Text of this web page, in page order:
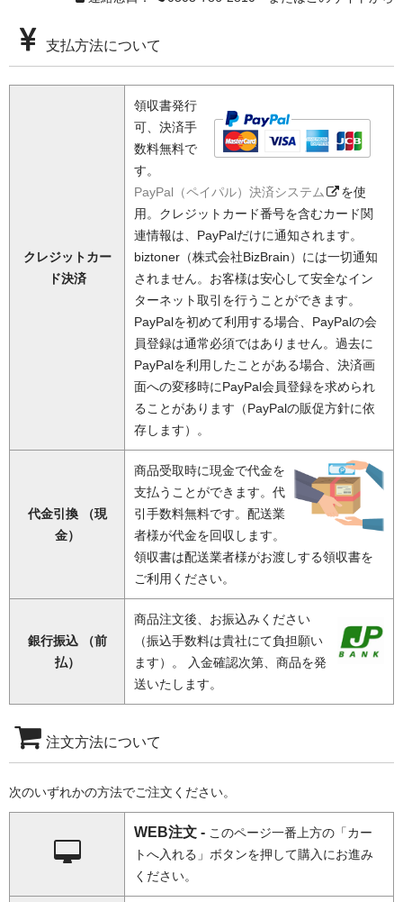
支払方法について
クレジットカー
ド決済
領収書発行
可、決済手
数料無料で
す。
PayPal（ペイパル）決済システム
を使
用。クレジットカード番号を含むカード関
連情報は、PayPalだけに通知されます。
biztoner（株式会社BizBrain）には一切通知
されません。お客様は安心して安全なイン
ターネット取引を行うことができます。
PayPalを初めて利用する場合、PayPalの会
員登録は通常必須ではありません。過去に
PayPalを利用したことがある場合、決済画
面への変移時にPayPal会員登録を求められ
ることがあります（PayPalの販促方針に依
存します）。
代金引換 （現
金）
商品受取時に現金で代金を
支払うことができます。代
引手数料無料です。配送業
者様が代金を回収します。
領収書は配送業者様がお渡しする領収書を
ご利用ください。
銀行振込 （前
払）
商品注文後、お振込みください
（振込手数料は貴社にて負担願い
ます）。 入金確認次第、商品を発
送いたします。
注文方法について
次のいずれかの方法でご注文ください。
WEB注文 - このページ一番上方の「カー
トへ入れる」ボタンを押して購入にお進み
ください。